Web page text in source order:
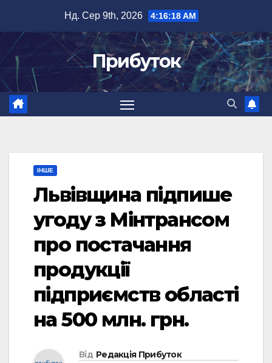
вмісту
Нд. Сер 9th, 2026 4:16:18 AM
Прибуток
ІНШЕ
Львівщина підпише
угоду з Мінтрансом
про постачання
продукції
підприємств області
на 500 млн. грн.
Від Редакція Прибуток